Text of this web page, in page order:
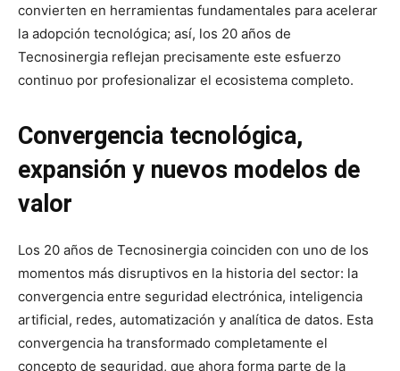
convierten en herramientas fundamentales para acelerar
la adopción tecnológica; así, los 20 años de
Tecnosinergia reflejan precisamente este esfuerzo
continuo por profesionalizar el ecosistema completo.
Convergencia tecnológica,
expansión y nuevos modelos de
valor
Los 20 años de Tecnosinergia coinciden con uno de los
momentos más disruptivos en la historia del sector: la
convergencia entre seguridad electrónica, inteligencia
artificial, redes, automatización y analítica de datos. Esta
convergencia ha transformado completamente el
concepto de seguridad, que ahora forma parte de la